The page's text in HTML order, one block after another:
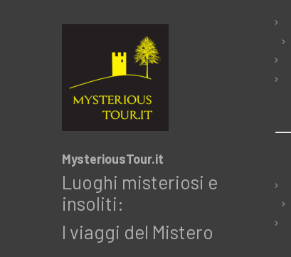
MysteriousTour.it
Luoghi misteriosi e
insoliti:
I viaggi del Mistero